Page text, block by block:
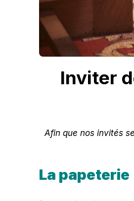
Inviter
Afin que nos invités
La papeterie